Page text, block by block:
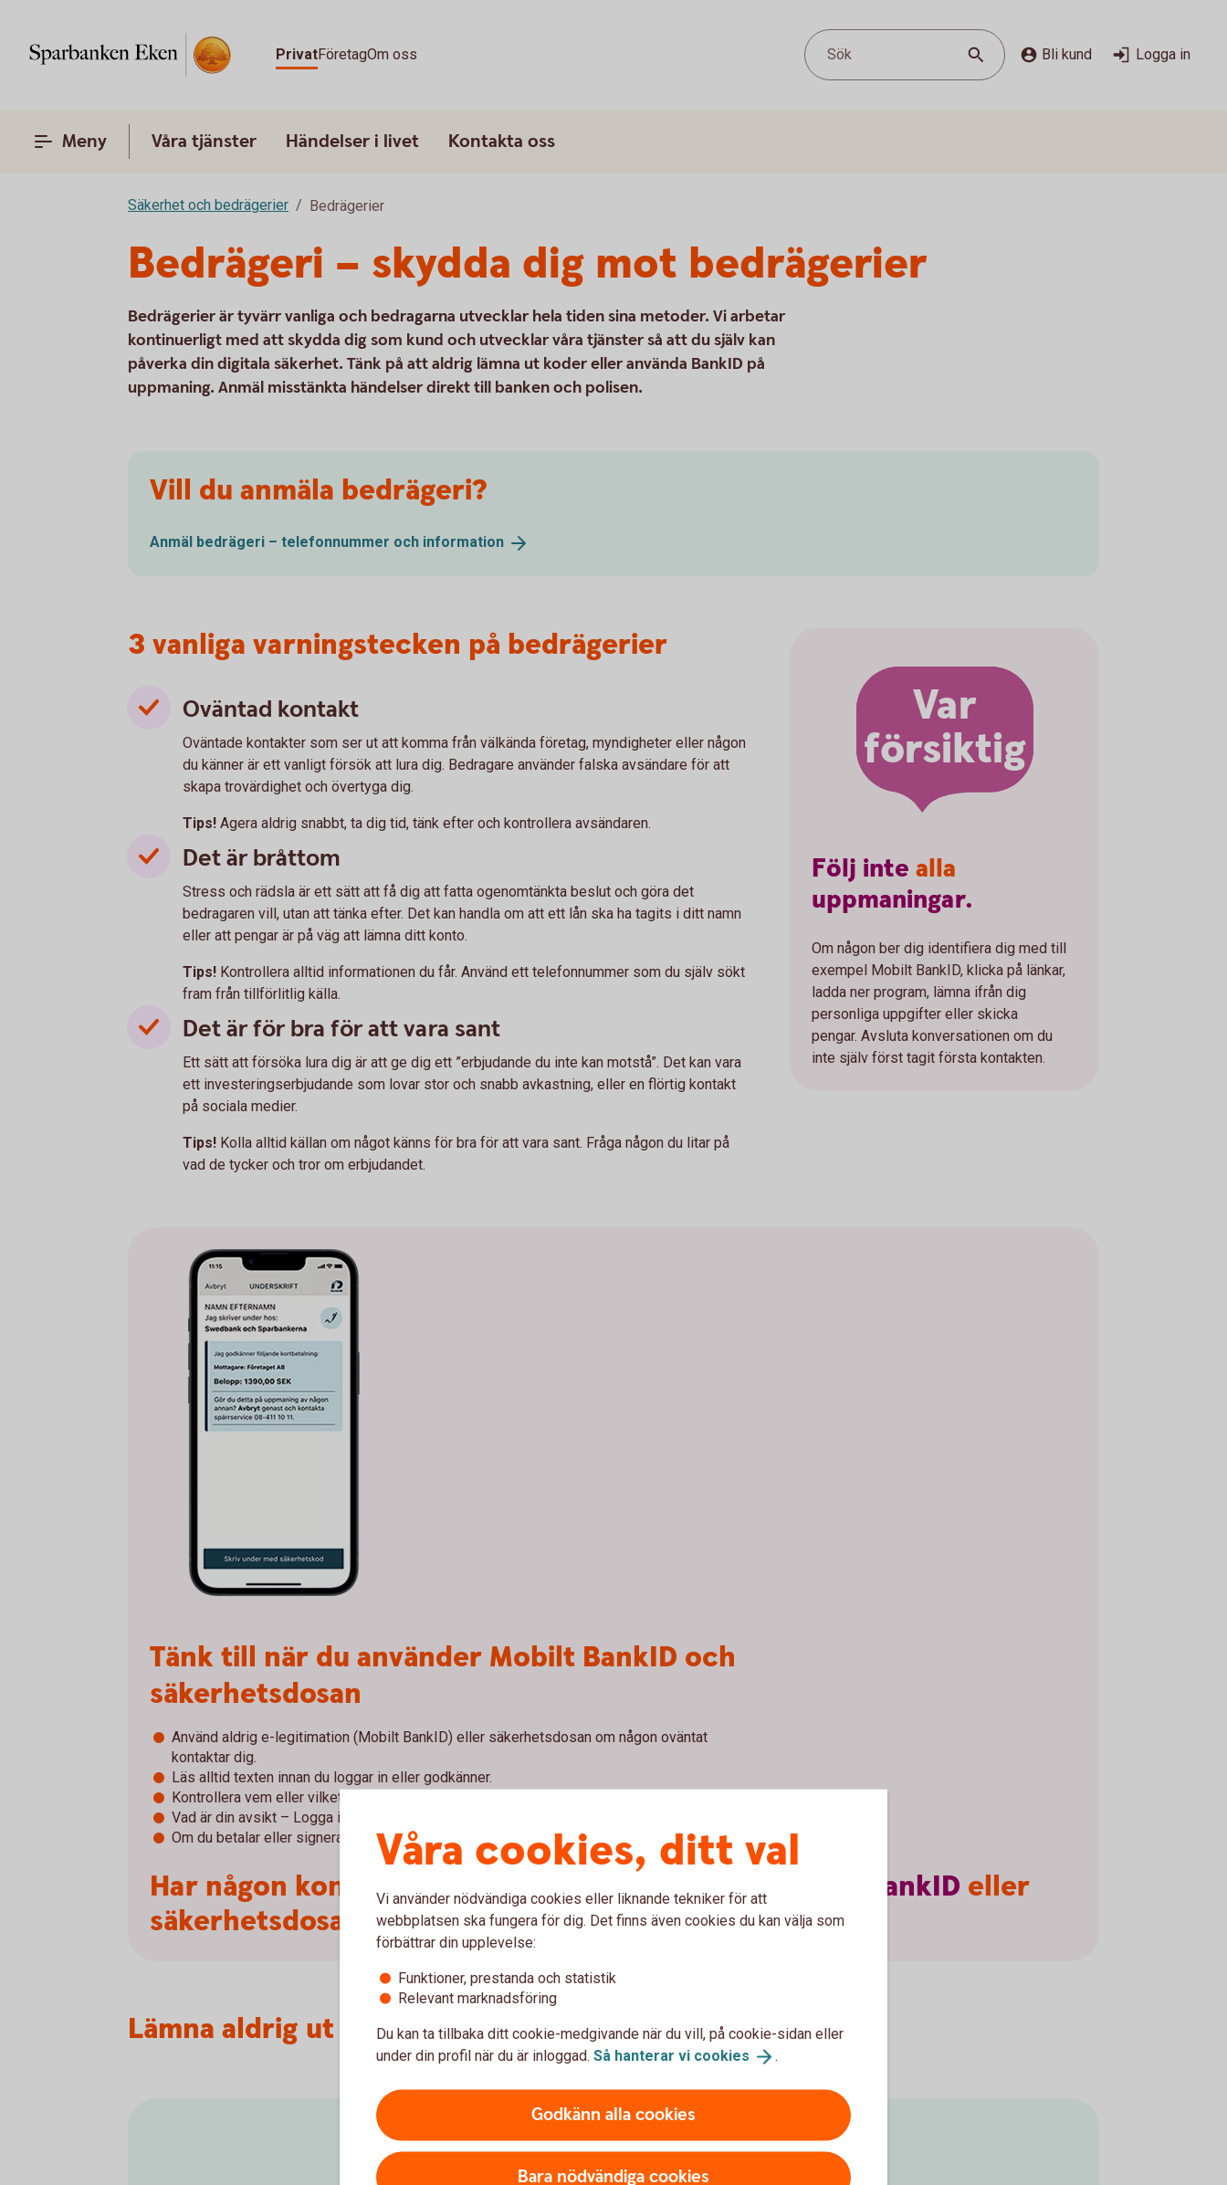
PrivatFöretagOm oss Sök Bli kund Logga in
Meny Våra tjänster Händelser i livet Kontakta oss
Säkerhet och bedrägerier Bedrägerier
Bedrägeri – skydda dig mot bedrägerier
Bedrägerier är tyvärr vanliga och bedragarna utvecklar hela tiden sina metoder. Vi arbetar
kontinuerligt med att skydda dig som kund och utvecklar våra tjänster så att du själv kan
påverka din digitala säkerhet. Tänk på att aldrig lämna ut koder eller använda BankID på
uppmaning. Anmäl misstänkta händelser direkt till banken och polisen.
Vill du anmäla bedrägeri?
Anmäl bedrägeri – telefonnummer och information
3 vanliga varningstecken på bedrägerier
Oväntad kontakt
Oväntade kontakter som ser ut att komma från välkända företag, myndigheter eller någon
du känner är ett vanligt försök att lura dig. Bedragare använder falska avsändare för att
skapa trovärdighet och övertyga dig.
Tips! Agera aldrig snabbt, ta dig tid, tänk efter och kontrollera avsändaren.
Det är bråttom
Stress och rädsla är ett sätt att få dig att fatta ogenomtänkta beslut och göra det
bedragaren vill, utan att tänka efter. Det kan handla om att ett lån ska ha tagits i ditt namn
eller att pengar är på väg att lämna ditt konto.
Tips! Kontrollera alltid informationen du får. Använd ett telefonnummer som du själv sökt
fram från tillförlitlig källa.
Det är för bra för att vara sant
Ett sätt att försöka lura dig är att ge dig ett ”erbjudande du inte kan motstå”. Det kan vara
ett investeringserbjudande som lovar stor och snabb avkastning, eller en flörtig kontakt
på sociala medier.
Tips! Kolla alltid källan om något känns för bra för att vara sant. Fråga någon du litar på
vad de tycker och tror om erbjudandet.
Var
försiktig
Följ inte alla
uppmaningar.
Om någon ber dig identifiera dig med till
exempel Mobilt BankID, klicka på länkar,
ladda ner program, lämna ifrån dig
personliga uppgifter eller skicka
pengar. Avsluta konversationen om du
inte själv först tagit första kontakten.
Tänk till när du använder Mobilt BankID och
säkerhetsdosan
Använd aldrig e-legitimation (Mobilt BankID) eller säkerhetsdosan om någon oväntat
kontaktar dig.
Läs alltid texten innan du loggar in eller godkänner.
Kontrollera vem eller vilket företag du identifierar dig för.
Vad är din avsikt – Logga in, signera en betalning eller ett avtal?
Om du betalar eller signerar – kontrollera till vilken mottagare.
Har någon kontaktat dig oväntat?Använd inte BankID eller
säkerhetsdosan.
Lämna aldrig ut dinakoder,lösenordellerkortuppgifter.
Öka din
Våra cookies, ditt val
Vi använder nödvändiga cookies eller liknande tekniker för att
webbplatsen ska fungera för dig. Det finns även cookies du kan välja som
förbättrar din upplevelse:
Funktioner, prestanda och statistik
Relevant marknadsföring
Du kan ta tillbaka ditt cookie-medgivande när du vill, på cookie-sidan eller
under din profil när du är inloggad. Så hanterar vi cookies .
Godkänn alla cookies
Bara nödvändiga cookies